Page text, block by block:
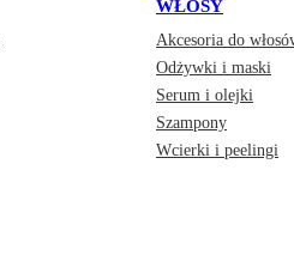
WŁOSY
Akcesoria do
Odżywki i maski
Serum i olejki
Szampony
Wcierki i peelingi